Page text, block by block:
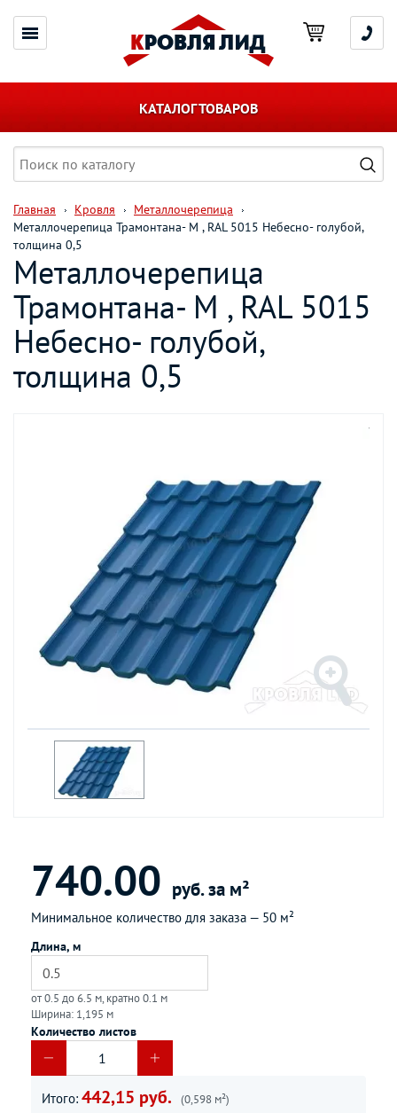
КАТАЛОГ ТОВАРОВ
Главная Кровля
Металлочерепица
Металлочерепица Трамонтана- M , RAL 5015 Небесно- голубой,
толщина 0,5
Металлочерепица
Трамонтана- M , RAL 5015
Небесно- голубой,
толщина 0,5
740.00 руб. за м²
Минимальное количество для заказа — 50 м²
Длина, м
от 0.5 до 6.5 м, кратно 0.1 м
Ширина: 1,195 м
Количество листов
Итого: 442,15 руб. (0,598 м²)